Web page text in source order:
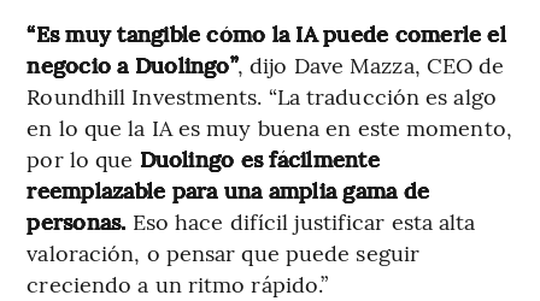
“Es muy tangible cómo la IA puede comerle el
negocio a Duolingo”, dijo Dave Mazza, CEO de
Roundhill Investments. “La traducción es algo
en lo que la IA es muy buena en este momento,
por lo que Duolingo es fácilmente
reemplazable para una amplia gama de
personas. Eso hace difícil justificar esta alta
valoración, o pensar que puede seguir
creciendo a un ritmo rápido.”